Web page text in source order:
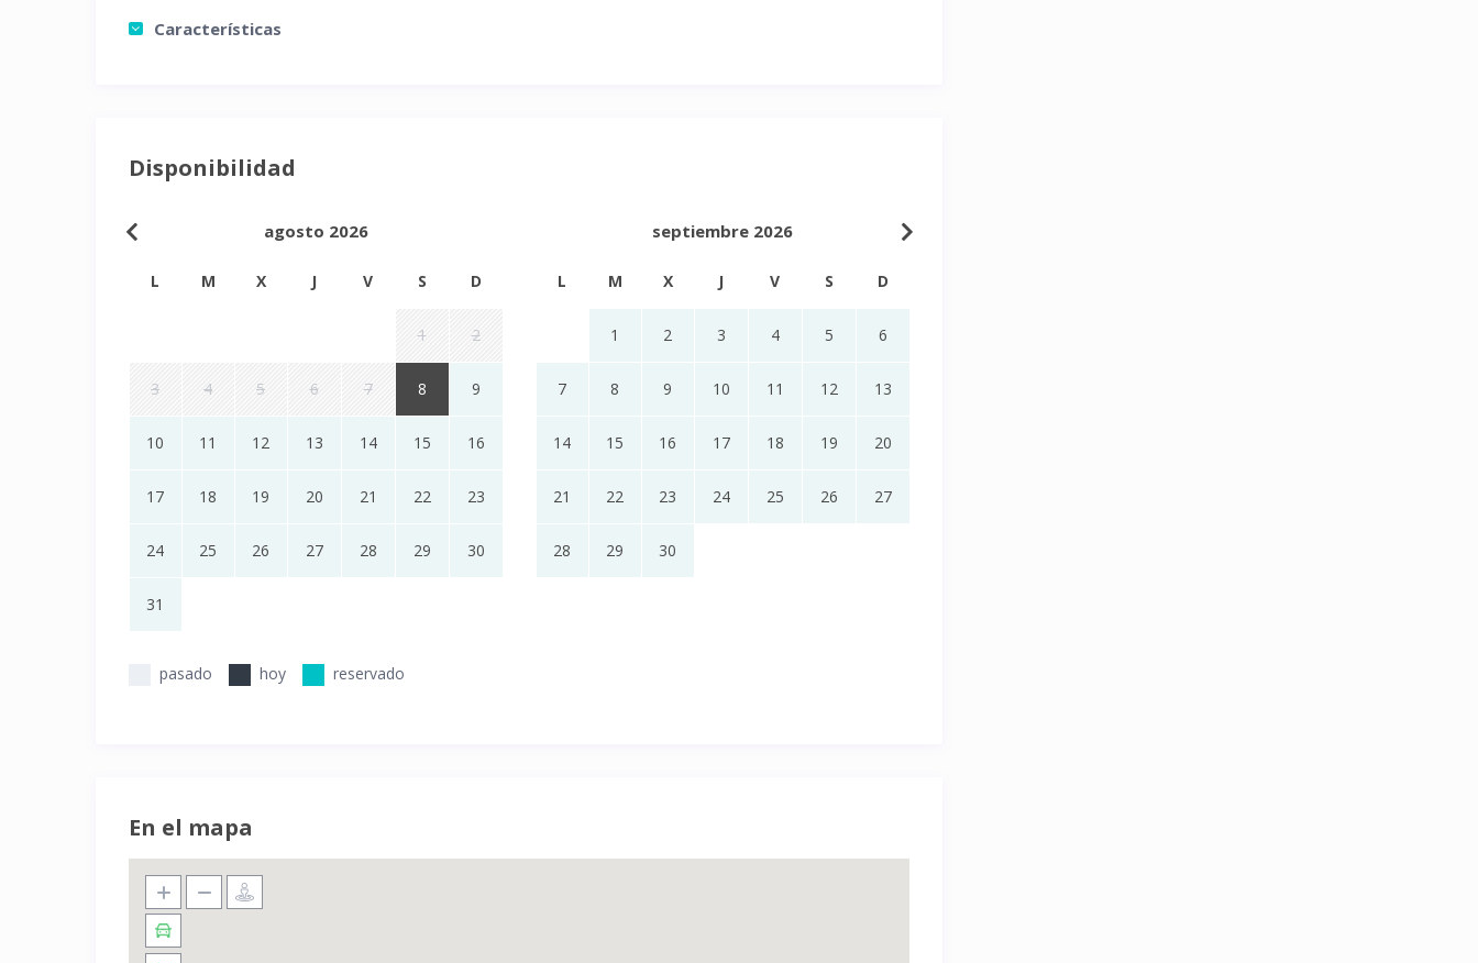
Características
Disponibilidad
agosto 2026
L M X J V S D
1 2
3 4 5 6 7 8 9
10 11 12 13 14 15 16
17 18 19 20 21 22 23
24 25 26 27 28 29 30
31
septiembre 2026
L M X J V S D
1 2 3 4 5 6
7 8 9 10 11 12 13
14 15 16 17 18 19 20
21 22 23 24 25 26 27
28 29 30
pasado hoy reservado
En el mapa